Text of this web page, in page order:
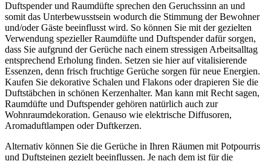
Duftspender und Raumdüfte sprechen den Geruchssinn an und
somit das Unterbewusstsein wodurch die Stimmung der Bewohner
und/oder Gäste beeinflusst wird. So können Sie mit der gezielten
Verwendung spezieller Raumdüfte und Duftspender dafür sorgen,
dass Sie aufgrund der Gerüche nach einem stressigen Arbeitsalltag
entsprechend Erholung finden. Setzen sie hier auf vitalisierende
Essenzen, denn frisch fruchtige Gerüche sorgen für neue Energien.
Kaufen Sie dekorative Schalen und Flakons oder drapieren Sie die
Duftstäbchen in schönen Kerzenhalter. Man kann mit Recht sagen,
Raumdüfte und Duftspender gehören natürlich auch zur
Wohnraumdekoration. Genauso wie elektrische Diffusoren,
Aromaduftlampen oder Duftkerzen.
Alternativ können Sie die Gerüche in Ihren Räumen mit Potpourris
und Duftsteinen gezielt beeinflussen. Je nach dem ist für die